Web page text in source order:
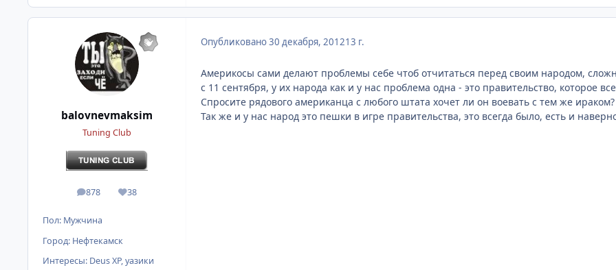
balovnevmaksim
Tuning Club
878
сообщения
38
Репутация
Пол: Мужчина
Город: Нефтекамск
Интересы: Deus XP, уазики
Опубликовано30 декабря, 201213 г.
Америкосы сами делают проблемы себе чтоб отчитаться перед своим народом,
с 11 сентября, у их народа как и у нас проблема одна - это правительство, которое
Спросите рядового американца с любого штата хочет ли он воевать с тем же
Так же и у нас народ это пешки в игре правительства, это всегда было, есть и